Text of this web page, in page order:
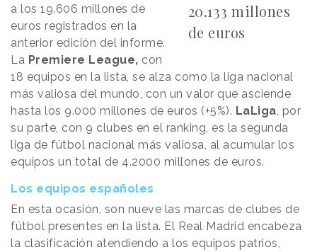
20.133 millones
de euros
a los 19.606 millones de
euros registrados en la
anterior edición del informe.
La Premiere League, con
18 equipos en la lista, se alza como la liga nacional
más valiosa del mundo, con un valor que asciende
hasta los 9.000 millones de euros (+5%). LaLiga, por
su parte, con 9 clubes en el ranking, es la segunda
liga de fútbol nacional más valiosa, al acumular los
equipos un total de 4.2000 millones de euros.
Los equipos españoles
En esta ocasión, son nueve las marcas de clubes de
fútbol presentes en la lista. El Real Madrid encabeza
la clasificación atendiendo a los equipos patrios,